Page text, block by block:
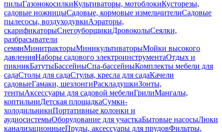
пилыГазонокосилкиКультиваторы, мотоблокиКусторезы,
садовые ножницыСадовые, кормовые измельчителиСадовые
пылесосы, воздуходувкиАэраторы,
скарификаторыСнегоуборщикиДровоколыСеялки,
разбрасыватели
семянМинитракторыМиникультиваторыМойки высокого
давленияНаборы садового электроинструментаОтдых и
пикникБатутыБассейныСпа-бассейныКомплекты мебели для
садаСтолы для садаСтулья, кресла для садаКачели
садовыеГамаки, шезлонгиРаскладушкиЗонты,
тентыАксессуары для садовой мебелиГрилиМангалы,
коптильниДетская площадкаСумки-
холодильникиПортативные колонки и
аудиосистемыОборудование для участкаБытовые насосыЛюки
канализационныеПруды, аксессуары для прудовФильтры,